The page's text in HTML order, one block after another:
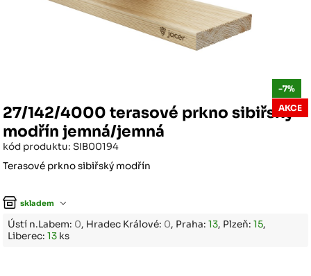
27/142/4000 terasové prkno sibiřský
modřín jemná/jemná
kód produktu: SIB00194
Terasové prkno sibiřský modřín
skladem
Ústí n.Labem: 0, Hradec Králové: 0, Praha:13, Plzeň:15,
Liberec:13 ks
-7%
AKCE